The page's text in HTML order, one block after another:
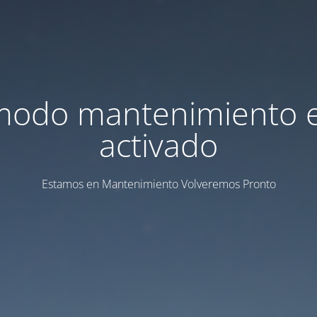
mantenimiento
activado
Estamos en Mantenimiento Volveremos Pronto